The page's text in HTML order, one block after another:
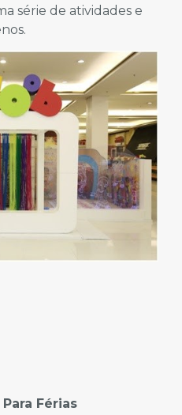
série de atividades e
Férias